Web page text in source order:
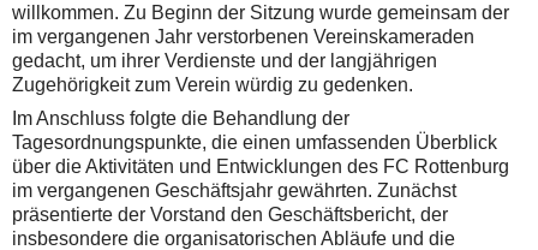
willkommen. Zu Beginn der Sitzung wurde gemeinsam der
im vergangenen Jahr verstorbenen Vereinskameraden
gedacht, um ihrer Verdienste und der langjährigen
Zugehörigkeit zum Verein würdig zu gedenken.
Im Anschluss folgte die Behandlung der
Tagesordnungspunkte, die einen umfassenden Überblick
über die Aktivitäten und Entwicklungen des FC Rottenburg
im vergangenen Geschäftsjahr gewährten. Zunächst
präsentierte der Vorstand den Geschäftsbericht, der
insbesondere die organisatorischen Abläufe und die